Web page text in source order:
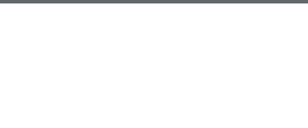
64,4811
%0.38